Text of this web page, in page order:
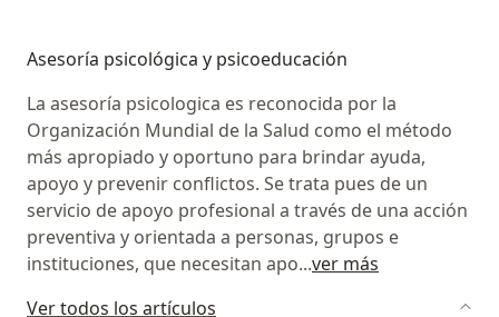
Asesoría psicológica y psicoeducación
La asesoría psicologica es reconocida por la
Organización Mundial de la Salud como el método
más apropiado y oportuno para brindar ayuda,
apoyo y prevenir conflictos. Se trata pues de un
servicio de apoyo profesional a través de una acción
preventiva y orientada a personas, grupos e
instituciones, que necesitan apo...ver más
Ver todos los artículos